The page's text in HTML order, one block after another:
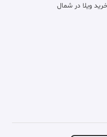
ویلا در شمال